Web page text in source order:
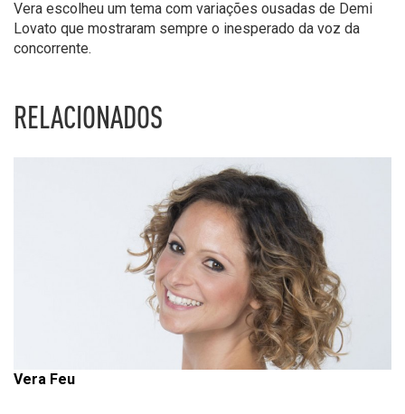
Vera escolheu um tema com variações ousadas de Demi
Lovato que mostraram sempre o inesperado da voz da
concorrente.
RELACIONADOS
Vera Feu